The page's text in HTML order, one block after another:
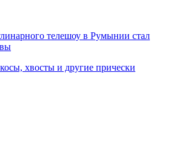
телешоу в Румынии стал
хвосты и другие прически